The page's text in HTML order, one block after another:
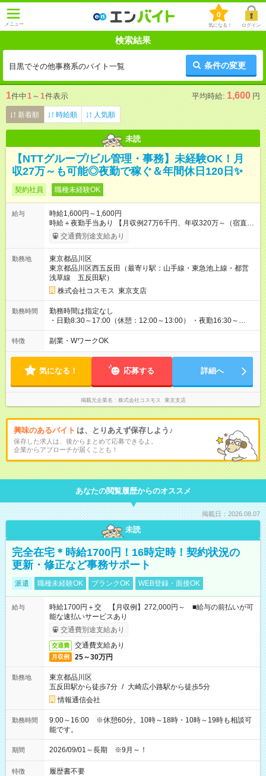
メニュー
0
気になる！ ログイン
検索結果
目黒でその他事務系のバイト一覧 条件の変更
1件中1 ～ 1件表示 平均時給: 1,600 円
新着順 時給順 人気順
未読
【NTTグループ/ビル管理・事務】未経験OK！月
収27万～も可能◎夜勤で稼ぐ＆年間休日120日✨
契約社員 職種未経験OK
給与
時給1,600円～1,600円
時給＋夜勤手当あり 【月収例27万6千円、年収320万～（宿直宿
明6回の場合）】 年収例：324万円/1年目 335万円/3年目
345万円/5年目 【試用期間】試用期間あり 試用期間の長
交通費別途支給あり
勤務地
東京都品川区
東京都品川区西五反田（最寄り駅：山手線・東急池上線・都営
浅草線 五反田駅）
株式会社コスモス 東京支店
勤務時間
勤務時間は指定なし
・日勤8:30～17:00（休憩：12:00～13:00） ・夜勤16:30～
9:30（休憩：18:00～19:00/6:00～7:00） 日勤→夜勤→休日→日
勤→日勤→夜勤→休日→休日（連休もあります） ・日勤9回・夜
合もあり！
特徴 副業・WワークOK
気になる！ 応募する 詳細へ
掲載元企業名 株式会社コスモス 東京支店
興味のあるバイト は、とりあえず保存しよう♪
保存した求人は、後からまとめて応募できるよ。
企業からアプローチが届くことも！
あなたの閲覧履歴からのオススメ
掲載日：2026.08.07
未読
完全在宅＊時給1700円！16時定時！契約状況の
更新・修正など事務サポート
派遣 職種未経験OK ブランクOK WEB登録・面接OK
給与
時給1700円＋交 【月収例】272,000円～ ■給与の前払いが可
能な速払いサービスあり
交通費別途支給あり
交通費 交通費支給あり
月収例 25～30万円
勤務地
東京都品川区
五反田駅から徒歩7分 / 大崎広小路駅から徒歩5分
情報通信会社
勤務時間
9:00～16:00 ※休憩60分。10時～18時・10時～19時も相談可
能です。
期間 2026/09/01～長期 ※9月～！
特徴 履歴書不要